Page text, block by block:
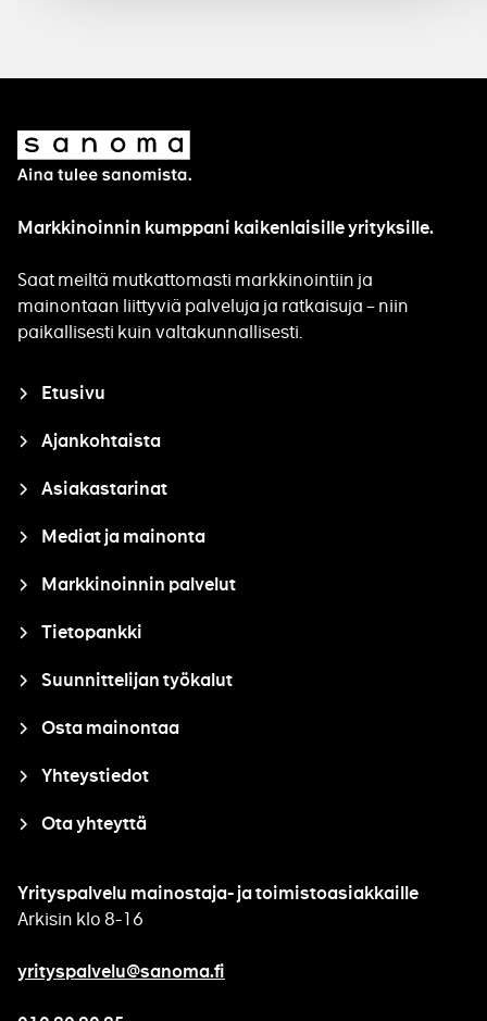
Sanoma
Markkinoinnin kumppani kaikenlaisille yrityksille.
Saat meiltä mutkattomasti markkinointiin ja
mainontaan liittyviä palveluja ja ratkaisuja – niin
paikallisesti kuin valtakunnallisesti.
Closure
Etusivu
Ajankohtaista
Asiakastarinat
Mediat ja mainonta
Markkinoinnin palvelut
Tietopankki
Suunnittelijan työkalut
Osta mainontaa
Yhteystiedot
Ota yhteyttä
Yrityspalvelu mainostaja- ja toimistoasiakkaille
Arkisin klo 8-16
yrityspalvelu@sanoma.fi